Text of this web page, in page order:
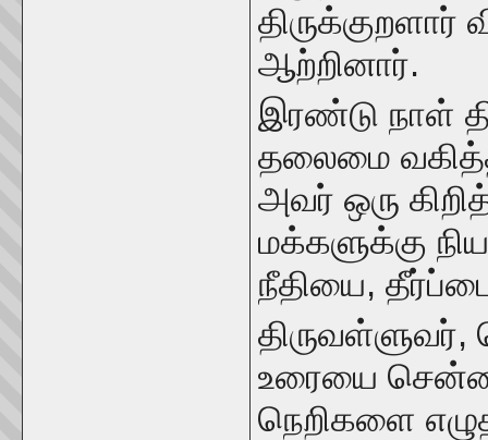
திருக்குறளார்
ஆற்றினார்.
இரண்டு நாள்
தலைமை
அவர் ஒரு
மக்களுக்கு
நீதியை,
உரையை
நெறிகளை